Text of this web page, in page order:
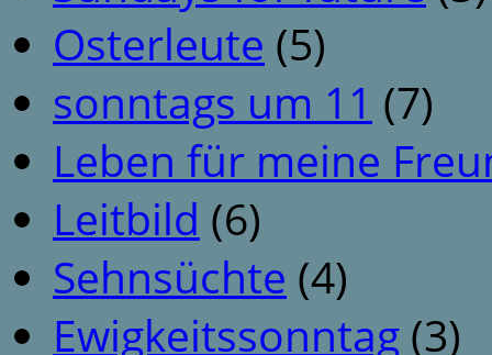
Osterleute (5)
sonntags um 11 (7)
Leben für meine
Leitbild (6)
Sehnsüchte (4)
Ewigkeitssonntag (3)